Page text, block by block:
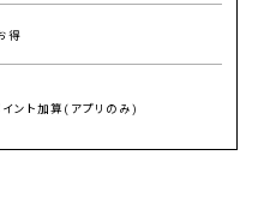
得
イント加算(アプリのみ)